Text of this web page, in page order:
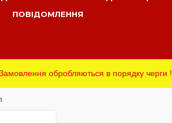
ПОВІДОМЛЕННЯ
обробляються в порядку черги !